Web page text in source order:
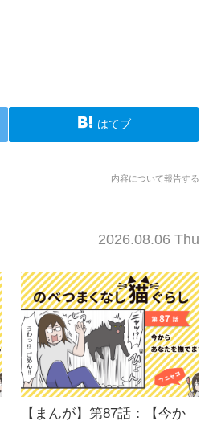
はてブ
内容について報告する
2026.08.06 Thu
【まんが】第87話：【今か